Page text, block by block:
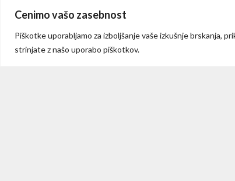
Cenimo vašo zasebnost
Piškotke uporabljamo za izboljšanje vaše izkušnje brskanja,
strinjate z našo uporabo piškotkov.